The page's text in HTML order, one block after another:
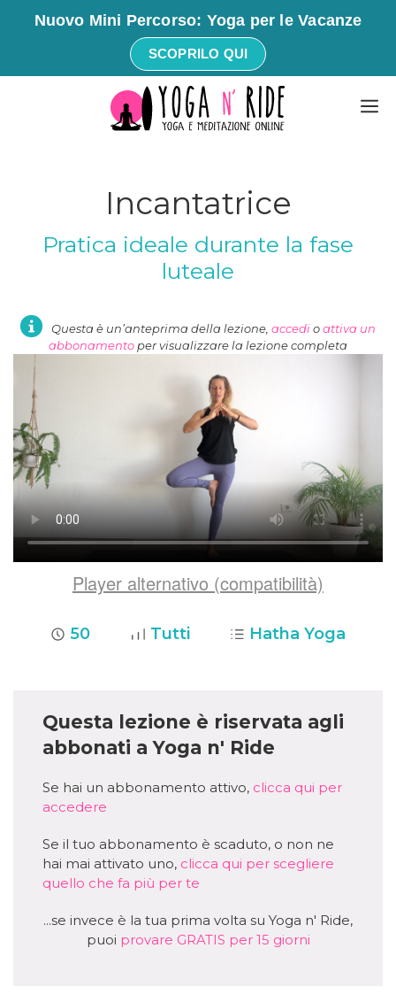
Nuovo Mini Percorso: Yoga per le Vacanze
SCOPRILO QUI
Incantatrice
Pratica ideale durante la fase
luteale
Questa è un’anteprima della lezione, accedioattiva un
abbonamento per visualizzare la lezione completa
Player alternativo (compatibilità)
50 Tutti Hatha Yoga
Questa lezione è riservata agli
abbonati a Yoga n' Ride
Se hai un abbonamento attivo, clicca qui per
accedere
Se il tuo abbonamento è scaduto, o non ne
hai mai attivato uno, clicca qui per scegliere
quello che fa più per te
...se invece è la tua prima volta su Yoga n' Ride,
puoi provare GRATIS per 15 giorni